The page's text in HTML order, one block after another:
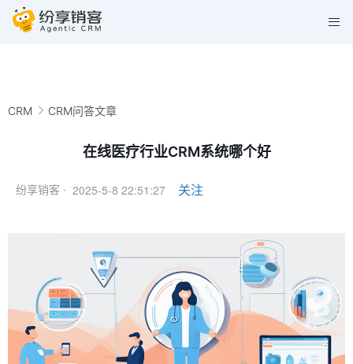
CRM CRM问答文章
在线医疗行业CRM系统哪个好
纷享销客 · 2025-5-8 22:51:27 关注